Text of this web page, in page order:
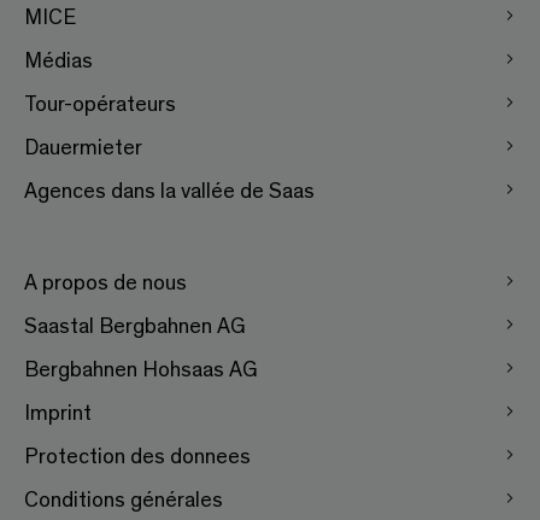
MICE
Médias
Tour-opérateurs
Dauermieter
Agences dans la vallée de Saas
A propos de nous
Saastal Bergbahnen AG
Bergbahnen Hohsaas AG
Imprint
Protection des donnees
Conditions générales